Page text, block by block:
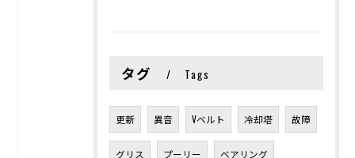
タグ Tags
更新 異音 Vベルト 冷却塔 故障
グリス プーリー ベアリング